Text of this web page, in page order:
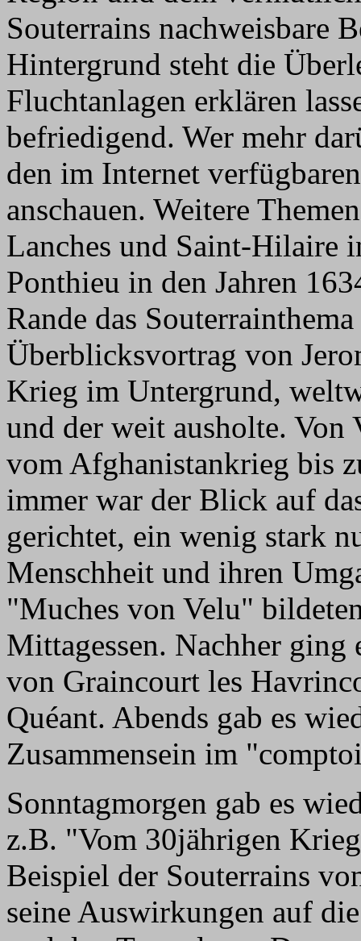
Souterrains nachweisbare
Hintergrund steht die
Fluchtanlagen erklären
befriedigend. Wer mehr
den im Internet
anschauen. Weitere
Lanches und Saint-Hilaire
Ponthieu in den Jahren
Rande das
Überblicksvortrag von
Krieg im Untergrund,
und der weit ausholte. Von
vom Afghanistankrieg bis
immer war der Blick auf
gerichtet, ein wenig stark
Menschheit und ihren
"Muches von Velu"
Mittagessen. Nachher
von Graincourt les
Quéant. Abends gab es
Zusammensein im
Sonntagmorgen gab es
z.B. "Vom 30jährigen
Beispiel der Souterrains
seine Auswirkungen auf